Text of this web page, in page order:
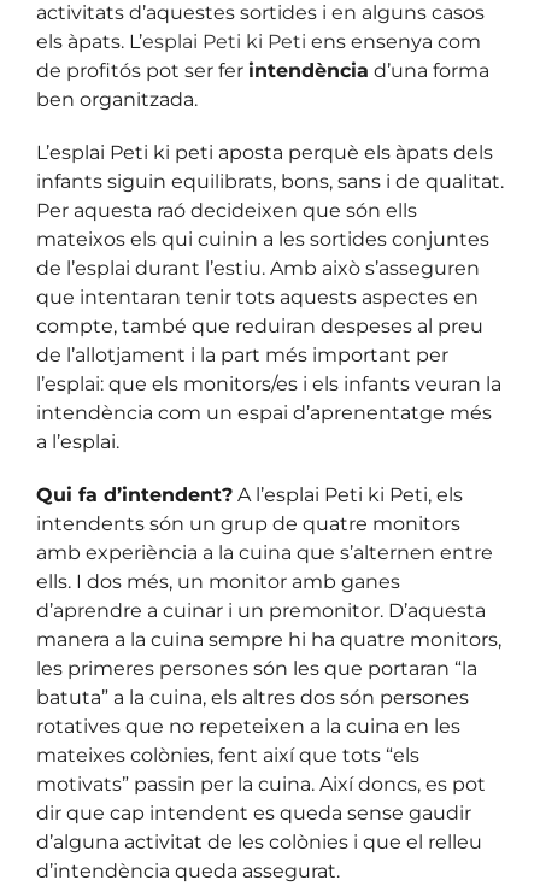
activitats d’aquestes sortides i en alguns casos
els àpats. L’esplai Peti ki Peti ens ensenya com
de profitós pot ser fer intendència d’una forma
ben organitzada.
L’esplai Peti ki peti aposta perquè els àpats dels
infants siguin equilibrats, bons, sans i de qualitat.
Per aquesta raó decideixen que són ells
mateixos els qui cuinin a les sortides conjuntes
de l’esplai durant l’estiu. Amb això s’asseguren
que intentaran tenir tots aquests aspectes en
compte, també que reduiran despeses al preu
de l’allotjament i la part més important per
l’esplai: que els monitors/es i els infants veuran la
intendència com un espai d’aprenentatge més
a l’esplai.
Qui fa d’intendent? A l’esplai Peti ki Peti, els
intendents són un grup de quatre monitors
amb experiència a la cuina que s’alternen entre
ells. I dos més, un monitor amb ganes
d’aprendre a cuinar i un premonitor. D’aquesta
manera a la cuina sempre hi ha quatre monitors,
les primeres persones són les que portaran “la
batuta” a la cuina, els altres dos són persones
rotatives que no repeteixen a la cuina en les
mateixes colònies, fent així que tots “els
motivats” passin per la cuina. Així doncs, es pot
dir que cap intendent es queda sense gaudir
d’alguna activitat de les colònies i que el relleu
d’intendència queda assegurat.